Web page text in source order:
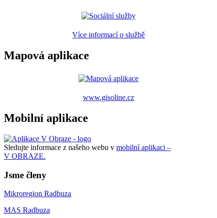
Více informací o službě
Mapová aplikace
www.gisoline.cz
Mobilní aplikace
Sledujte informace z našeho webu v mobilní aplikaci –
V OBRAZE.
Jsme členy
Mikroregion Radbuza
MAS Radbuza